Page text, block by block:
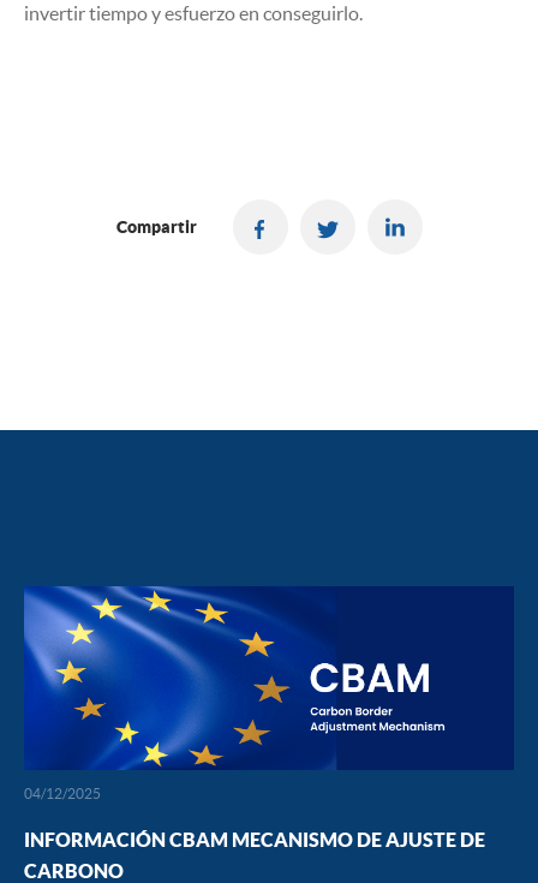
invertir tiempo y esfuerzo en conseguirlo.
Compartir
04/12/2025
INFORMACIÓN CBAM MECANISMO DE AJUSTE DE
CARBONO